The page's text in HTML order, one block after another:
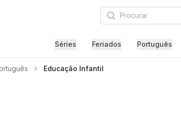
Procurar
Séries Feriados Português
Educação Infantil